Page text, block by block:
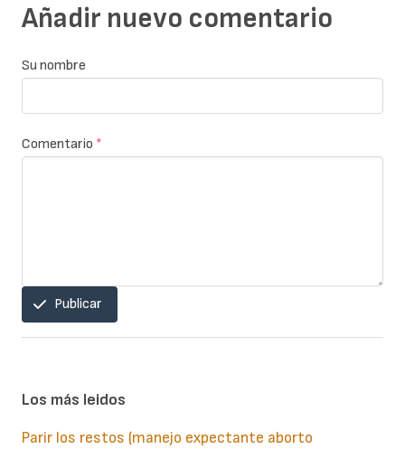
Añadir nuevo comentario
Su nombre
Comentario *
Publicar
Los más leidos
Parir los restos (manejo expectante aborto